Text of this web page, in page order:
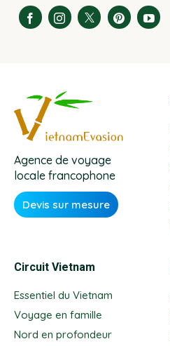
Agence de voyage
locale francophone
Devis sur mesure
Circuit Vietnam
Essentiel du Vietnam
Voyage en famille
Nord en profondeur